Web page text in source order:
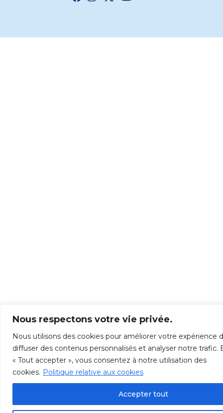
Nous respectons votre vie privée.
Nous utilisons des cookies pour améliorer votre expérience
diffuser des contenus personnalisés et analyser notre trafic.
« Tout accepter », vous consentez à notre utilisation des
cookies. Politique relative aux cookies
Accepter tout